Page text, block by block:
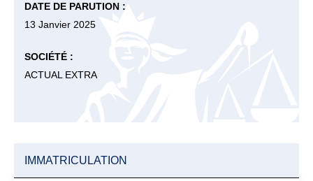
DATE DE PARUTION :
13 Janvier 2025
SOCIÉTÉ :
ACTUAL EXTRA
IMMATRICULATION